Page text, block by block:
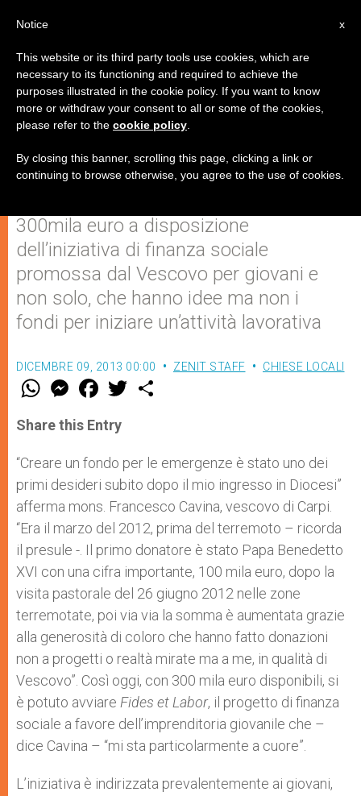
Mons. Cavina presenta "Fides et
Labor", progetto per
l'imprenditoria giovanile
300mila euro a disposizione
dell’iniziativa di finanza sociale
promossa dal Vescovo per giovani e
non solo, che hanno idee ma non i
fondi per iniziare un’attività lavorativa
DICEMBRE 09, 2013 00:00 ZENIT STAFF CHIESE LOCALI
W
t
s
p
p
M
e
s
e
g
e
r
F
a
e
b
o
k
w
r
Share this Entry
“Creare un fondo per le emergenze è stato uno dei
primi desideri subito dopo il mio ingresso in Diocesi”
afferma mons. Francesco Cavina, vescovo di Carpi.
“Era il marzo del 2012, prima del terremoto – ricorda
il presule -. Il primo donatore è stato Papa Benedetto
XVI con una cifra importante, 100 mila euro, dopo la
visita pastorale del 26 giugno 2012 nelle zone
terremotate, poi via via la somma è aumentata grazie
alla generosità di coloro che hanno fatto donazioni
non a progetti o realtà mirate ma a me, in qualità di
Vescovo”. Così oggi, con 300 mila euro disponibili, si
è potuto avviare Fides et Labor, il progetto di finanza
sociale a favore dell’imprenditoria giovanile che –
dice Cavina – “mi sta particolarmente a cuore”.
L’iniziativa è indirizzata prevalentemente ai giovani,
x
Notice
This website or its third party tools use cookies, which are
necessary to its functioning and required to achieve the
purposes illustrated in the cookie policy. If you want to know
more or withdraw your consent to all or some of the cookies,
please refer to the cookie policy
By closing this banner, scrolling this page, clicking a link or
continuing to browse otherwise, you agree to the use of cookies.